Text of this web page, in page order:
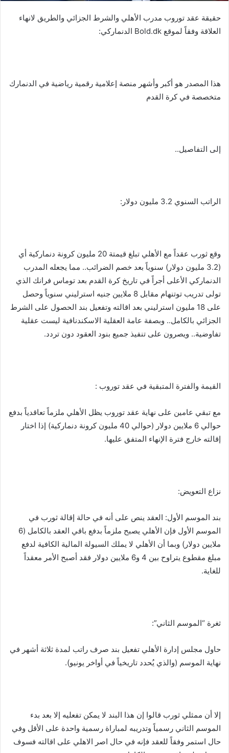
حقيقة عقد توروب مدرب الأهلي والشرط الجزائي والطريق لانهاء
العلاقة وفقاً لموقع Bold.dk الدنماركي:
هذا المصدر هو أكبر وأشهر منصة إعلامية رقمية رياضية في الدنمارك
متخصصة في كرة القدم
إلى التفاصيل..
الراتب السنوي 3.2 مليون دولار:
وقع ثورب عقداً مع الأهلي تبلغ قيمتة 20 مليون كرونة دنماركية أي
(3.2 مليون دولار) سنوياً بعد خصم الضرائب.. مما يجعله المدرب
الدنماركي الأعلى أجراً في تاريخ كرة القدم بعد توماس فرانك الذي
تولى تدريب توتنهام مقابل 8 ملايين جنيه استرليني سنوياً وحصل
على 18 مليون استرليني بعد اقالته وتفعيل بند الحصول على الشرط
الجزائي بالكامل.. وبصفة عامة العقلية الاسكندنافية ليست عقلية
تفاوضية.. ويصرون على تنفيذ جميع بنود العقود دون تردد.
القيمة والفترة المتبقية في عقد توروب :
مع تبقي عامين على نهاية عقد توروب يظل الأهلي ملزماً تعاقدياً بدفع
حوالي 6 ملايين دولار (حوالي 40 مليون كرونة دنماركية) إذا اختار
إقالته خارج فترة الإنهاء المتفق عليها.
نزاع التعويض:
بند الموسم الأول: العقد ينص على أنه في حالة إقالة ثورب في
الموسم الأول فإن الأهلي يصبح ملزماً بدفع باقي العقد بالكامل (6
ملايين دولار) وبما أن الأهلي لا يملك السيولة المالية الكافية لدفع
مبلغ مقطوع يتراوح بين 4 و6 ملايين دولار فقد أصبح الأمر معقداً
للغاية.
ثغرة “الموسم الثاني”:
حاول مجلس إدارة الأهلي تفعيل بند صرف راتب لمدة ثلاثة أشهر في
نهاية الموسم (والذي يُحدد تاريخياً في أواخر يونيو).
إلا أن ممثلي ثورب قالوا إن هذا البند لا يمكن تفعليه إلا بعد بدء
الموسم الثاني رسمياً وتدريبه لمباراة رسمية واحدة على الأقل وفي
حال استمر وفقاً للعقد فإنه في حال اصر الاهلي على اقالته فسوف